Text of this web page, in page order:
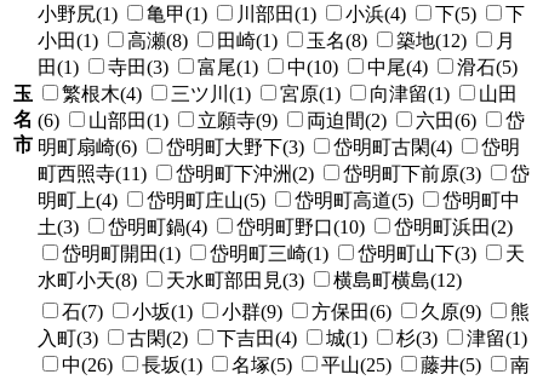
玉
名
市
小野尻(1)
亀甲(1) 川部田(1) 小浜(4) 下(5)
下
小田(1)
高瀬(8) 田崎(1) 玉名(8) 築地(12)
月
田(1)
寺田(3) 富尾(1) 中(10) 中尾(4)
滑石(5)
繁根木(4)
三ツ川(1) 宮原(1) 向津留(1)
山田
(6)
山部田(1) 立願寺(9) 両迫間(2) 六田(6)
岱
明町扇崎(6)
岱明町大野下(3) 岱明町古閑(4)
岱明
町西照寺(11)
岱明町下沖洲(2) 岱明町下前原(3)
岱
明町上(4)
岱明町庄山(5) 岱明町高道(5)
岱明町中
土(3)
岱明町鍋(4) 岱明町野口(10)
岱明町浜田(2)
岱明町開田(1)
岱明町三崎(1) 岱明町山下(3)
天
水町小天(8)
天水町部田見(3) 横島町横島(12)
石(7) 小坂(1) 小群(9) 方保田(6) 久原(9)
熊
入町(3)
古閑(2) 下吉田(4) 城(1) 杉(3)
津留(1)
中(26)
長坂(1) 名塚(5) 平山(25) 藤井(5)
南